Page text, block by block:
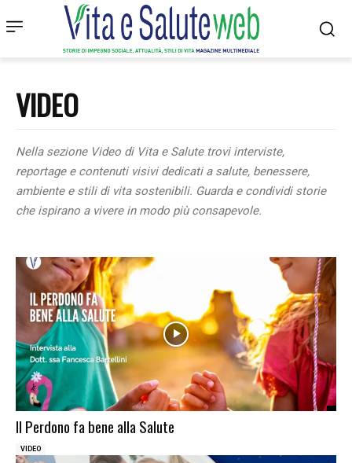
VIDEO
Nella sezione Video di Vita e Salutetrovi interviste,
reportage e contenuti visivi dedicati a salute, benessere,
ambiente e stili di vita sostenibili. Guarda e condividi storie
che ispirano a vivere in modo più consapevole.
Il Perdono fa bene alla Salute
VIDEO